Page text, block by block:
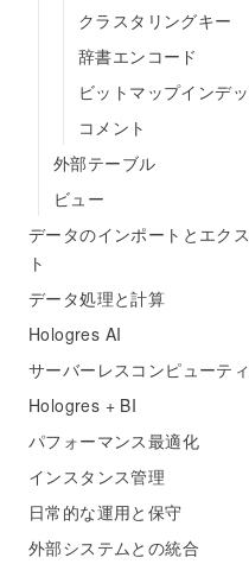
クラスタリングキー
辞書エンコード
ビットマップインデ
コメント
外部テーブル
ビュー
データのインポートとエク
ト
データ処理と計算
Hologres AI
サーバーレスコンピューテ
Hologres + BI
パフォーマンス最適化
インスタンス管理
日常的な運用と保守
外部システムとの統合